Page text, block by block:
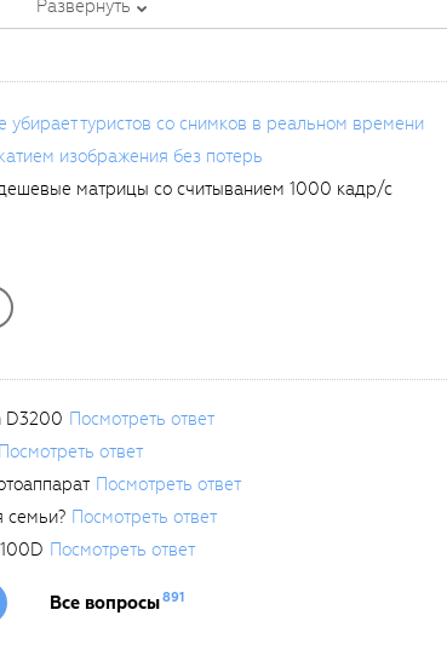
Развернуть
туристов со снимков в реальном времени
изображения без потерь
матрицы со считыванием 1000 кадр/с
D3200 Посмотреть ответ
Посмотреть ответ
Посмотреть ответ
семьи? Посмотреть ответ
Посмотреть ответ
Все вопросы891